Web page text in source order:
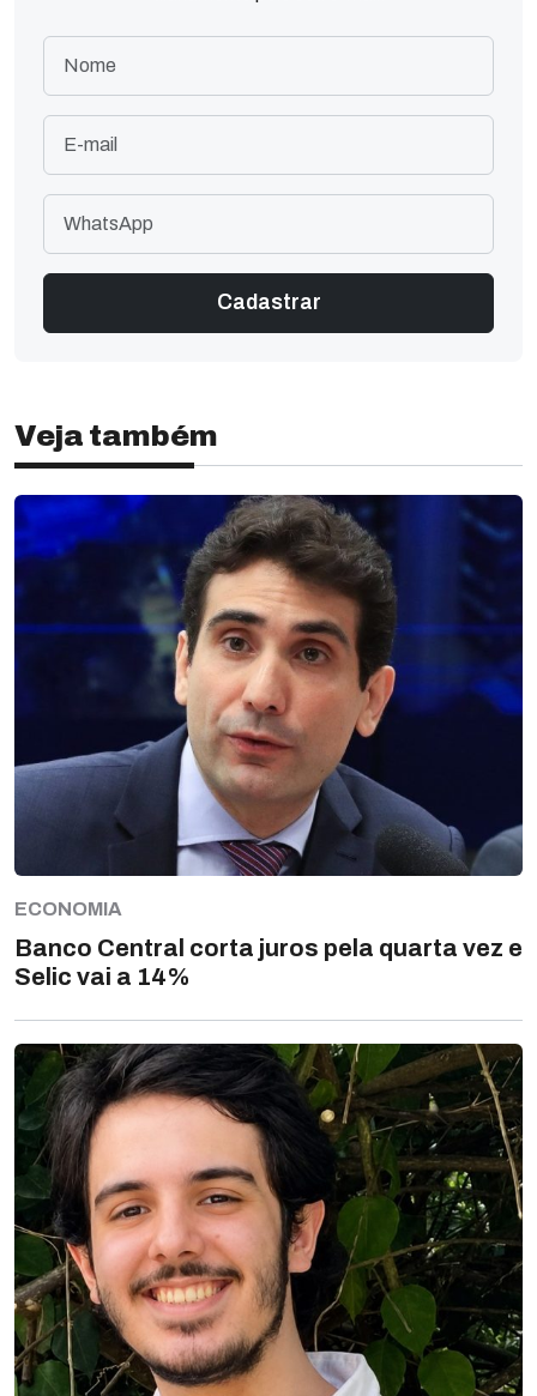
Veja também
ECONOMIA
Banco Central corta juros pela quarta vez e
Selic vai a 14%